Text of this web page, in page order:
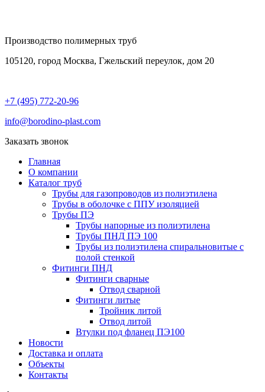
Производство полимерных труб
105120, город Москва, Гжельский переулок, дом 20
+7 (495) 772-20-96
info@borodino-plast.com
Заказать звонок
Главная
О компании
Каталог труб
Трубы для газопроводов из полиэтилена
Трубы в оболочке с ППУ изоляцией
Трубы ПЭ
Трубы напорные из полиэтилена
Трубы ПНД ПЭ 100
Трубы из полиэтилена cпиральновитые с
полой стенкой
Фитинги ПНД
Фитинги сварные
Отвод сварной
Фитинги литые
Тройник литой
Отвод литой
Втулки под фланец ПЭ100
Новости
Доставка и оплата
Объекты
Контакты